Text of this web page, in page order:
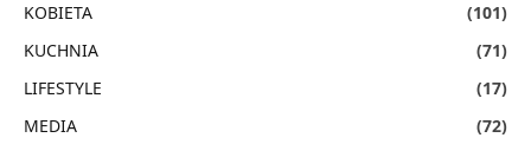
KOBIETA
(101)
KUCHNIA
(71)
LIFESTYLE
(17)
MEDIA
(72)